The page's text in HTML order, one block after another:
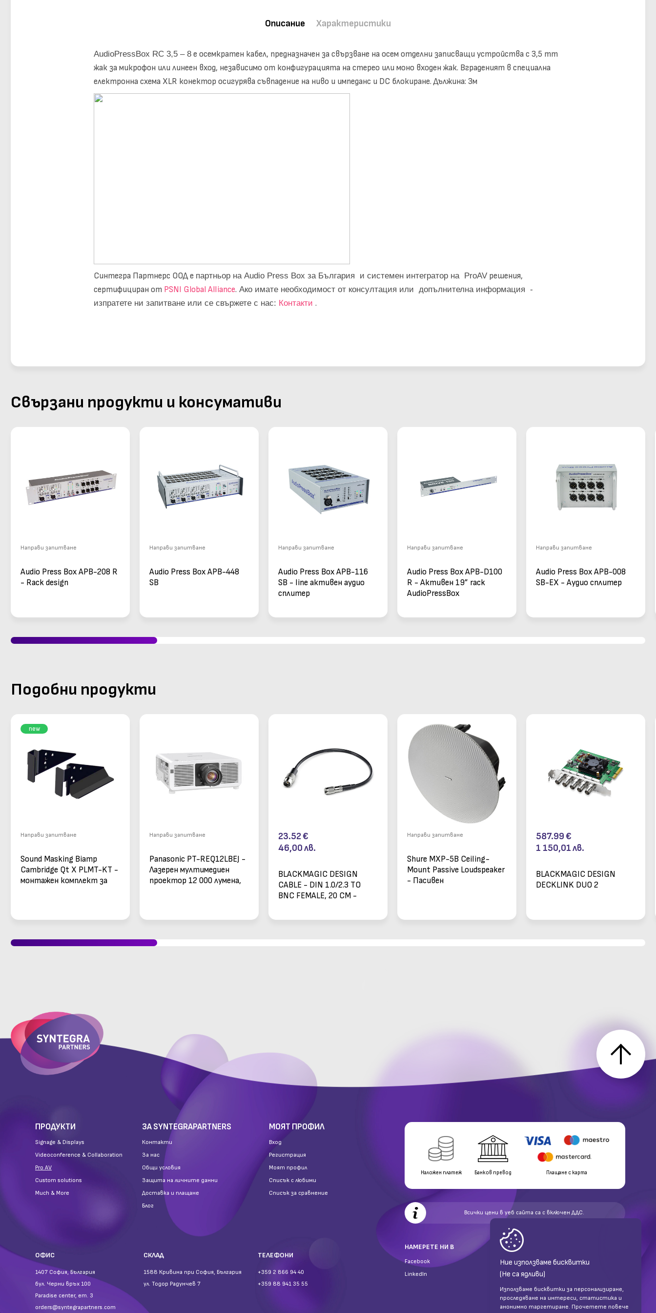
Ние използваме бисквитки
(Не са ядливи)
Използваме бисквитки за персонализиране,
проследяване на интереси, статистика и
анонимно таргетиране. Прочетете повече
Описание Характеристики
AudioPressBox RC 3,5 – 8 е осемкратен кабел, предназначен за свързване на осем отделни записващи устройства с 3,5 mm
жак за микрофон или линеен вход, независимо от конфигурацията на стерео или моно входен жак. Вграденият в специална
електронна схема XLR конектор осигурява съвпадение на ниво и импеданс и DC блокиране.Дължина: 3м
Синтегра Партнерс ООД е партньор на Audio Press Box за България и системен интегратор на ProAV решения,
сертифициран от PSNI Global Alliance. Ако имате необходимост от консултация или допълнителна информация -
изпратете ни запитване или се свържете с нас: Контакти .
Свързани продукти и консумативи
Направи запитване
Audio Press Box APB-208 R
- Rack design
Направи запитване
Audio Press Box APB-448
SB
Направи запитване
Audio Press Box APB-116
SB - line активен аудио
сплитер
Направи запитване
Audio Press Box APB-D100
R - Активен 19” rack
AudioPressBox
Направи запитване
Audio Press Box APB-008
SB-EX - Аудио сплитер
Подобни продукти
new
Направи запитване
Sound Masking Biamp
Cambridge Qt X PLMT-KT -
монтажен комплект за
Направи запитване
Panasonic PT-REQ12LBEJ -
Лазерен мултимедиен
проектор 12 000 лумена,
23.52€
46,00лв.
BLACKMAGIC DESIGN
CABLE - DIN 1.0/2.3 TO
BNC FEMALE, 20 CM -
Направи запитване
Shure MXP-5B Ceiling-
Mount Passive Loudspeaker
- Пасивен
587.99€
1 150,01лв.
BLACKMAGIC DESIGN
DECKLINK DUO 2
ПРОДУКТИ
Signage & Displays
Videoconference & Collaboration
Pro AV
Custom solutions
Much & More
ЗА SYNTEGRAPARTNERS
Контакти
За нас
Общи условия
Защита на личните данни
Доставка и плащане
Блог
МОЯТ ПРОФИЛ
Вход
Регистрация
Моят профил
Списък с любими
Списък за сравнение
ОФИС
1407 София, България
бул. Черни връх 100
Paradise center, ет. 3
orders@syntegrapartners.com
СКЛАД
1588 Кривина при София, България
ул. Тодор Радунчев 7
ТЕЛЕФОНИ
+359 2 866 94 40
+359 88 941 35 55
Наложен платеж Банков превод Плащане с карта
Всички цени в уеб сайта са с включен ДДС.
НАМЕРЕТЕ НИ В
Facebook
LinkedIn